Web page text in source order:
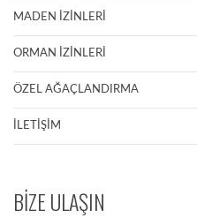
MADEN İZİNLERİ
ORMAN İZİNLERİ
ÖZEL AĞAÇLANDIRMA
İLETİŞİM
BİZE ULAŞIN